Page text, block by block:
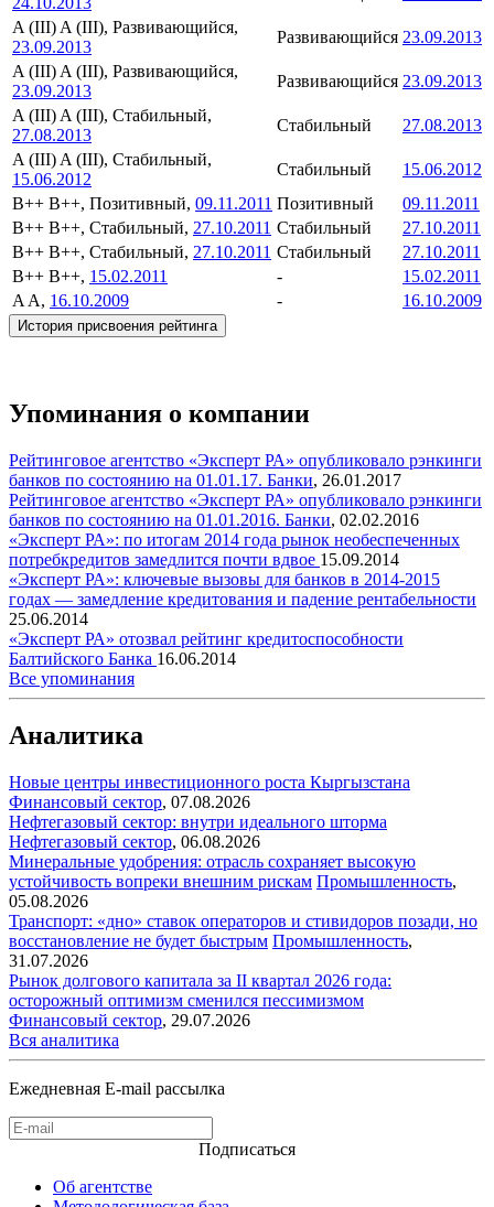
A (III) A (III), Развивающийся,
23.09.2013
Развивающийся 23.09.2013
A (III) A (III), Развивающийся,
23.09.2013
Развивающийся 23.09.2013
A (III) A (III), Стабильный,
27.08.2013
Стабильный
27.08.2013
A (III) A (III), Стабильный,
15.06.2012
Стабильный
15.06.2012
B++ B++, Позитивный, 09.11.2011 Позитивный
09.11.2011
B++ B++, Стабильный, 27.10.2011 Стабильный
27.10.2011
B++ B++, Стабильный, 27.10.2011 Стабильный
27.10.2011
B++ B++, 15.02.2011 -
15.02.2011
A A, 16.10.2009 - 16.10.2009
История присвоения рейтинга
Упоминания о компании
Рейтинговое агентство «Эксперт РА» опубликовало рэнкинги
банков по состоянию на 01.01.17. Банки, 26.01.2017
Рейтинговое агентство «Эксперт РА» опубликовало рэнкинги
банков по состоянию на 01.01.2016. Банки, 02.02.2016
«Эксперт РА»: по итогам 2014 года рынок необеспеченных
потребкредитов замедлится почти вдвое 15.09.2014
«Эксперт РА»: ключевые вызовы для банков в 2014-2015
годах — замедление кредитования и падение рентабельности
25.06.2014
«Эксперт РА» отозвал рейтинг кредитоспособности
Балтийского Банка 16.06.2014
Все упоминания
Аналитика
Новые центры инвестиционного роста Кыргызстана
Финансовый сектор, 07.08.2026
Нефтегазовый сектор: внутри идеального шторма
Нефтегазовый сектор, 06.08.2026
Минеральные удобрения: отрасль сохраняет высокую
устойчивость вопреки внешним рискам Промышленность,
05.08.2026
Транспорт: «дно» ставок операторов и стивидоров позади, но
восстановление не будет быстрым Промышленность,
31.07.2026
Рынок долгового капитала за II квартал 2026 года:
осторожный оптимизм сменился пессимизмом
Финансовый сектор, 29.07.2026
Вся аналитика
Ежедневная E-mail рассылка
Подписаться
Об агентстве